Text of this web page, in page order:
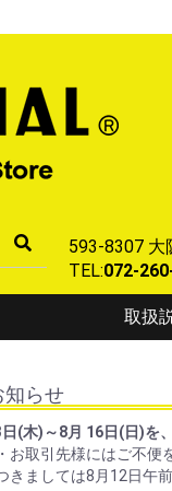
593-8307 大
TEL:072-
取扱
知らせ
(木)～8月 16日(日)を
お取引先様にはご不便
きましては8月12日午